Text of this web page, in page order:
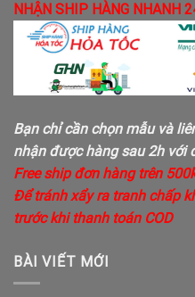
NHẬN SHIP HÀNG NHANH
Bạn chỉ cần chọn mẫu và
nhận được hàng sau 2h với
Free ship đơn hàng trên
Để tránh xẩy ra tranh chấp
trước khi thanh toán COD
BÀI VIẾT MỚI